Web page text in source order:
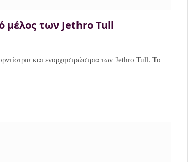
μέλος των Jethro Tull
και ενορχηστρώστρια των Jethro Tull. Το